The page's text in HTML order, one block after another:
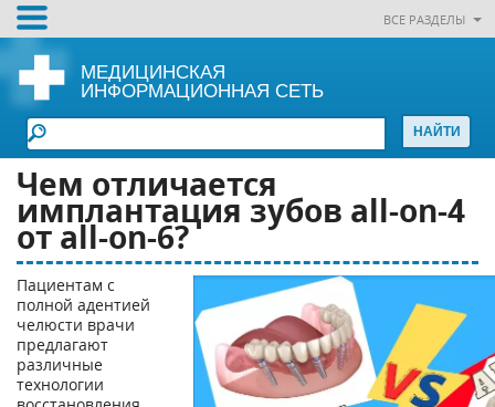
ВСЕ РАЗДЕЛЫ
МЕДИЦИНСКАЯ
ИНФОРМАЦИОННАЯ СЕТЬ
Чем отличается
имплантация зубов all-on-4
от all-on-6?
Пациентам с
полной адентией
челюсти врачи
предлагают
различные
технологии